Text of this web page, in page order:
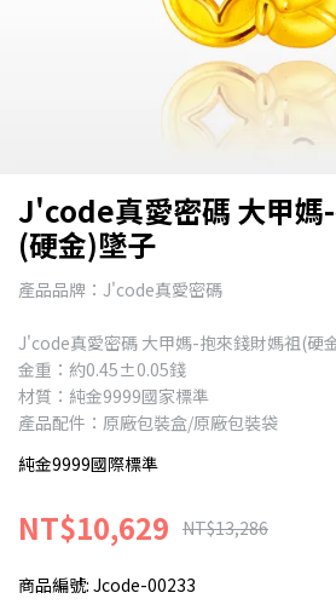
J'code真愛密碼 大甲媽
(硬金)墜子
產品品牌：J'code真愛密碼
J'code真愛密碼 大甲媽-抱來錢財媽祖(硬
金重：約0.45±0.05錢
材質：純金9999國家標準
產品配件：原廠包裝盒/原廠包裝袋
純金9999國際標準
NT$10,629 NT$13,286
商品編號: Jcode-00233